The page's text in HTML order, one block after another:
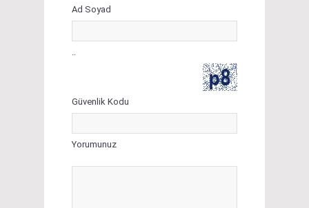
Ad Soyad
Güvenlik Kodu
Yorumunuz